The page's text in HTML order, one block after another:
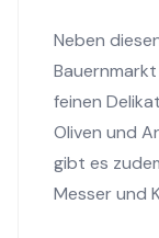
Neben
feinen
Oliven und
gibt es
Messer und